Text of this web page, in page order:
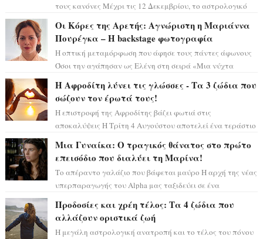
τους κανόνες Μέχρι τις 12 Δεκεμβρίου, το αστρολογικό
Οι Κόρες της Αρετής: Αγνώριστη η Μαριάννα
Πουρέγκα – H backstage φωτογραφία
Η οπτική μεταμόρφωση που άφησε τους πάντες άφωνους
Όσοι την αγάπησαν ως Ελένη στη σειρά «Μια νύχτα
Η Αφροδίτη λύνει τις γλώσσες - Τα 3 ζώδια που
σώζουν τον έρωτά τους!
Η επιστροφή της Αφροδίτης βάζει φωτιά στις
αποκαλύψεις Η Τρίτη 4 Αυγούστου αποτελεί ένα τεράστιο
Μια Γυναίκα: Ο τραγικός θάνατος στο πρώτο
επεισόδιο που διαλύει τη Μαρίνα!
Το απέραντο γαλάζιο που βάφεται μαύρο Η αρχή της νέας
υπερπαραγωγής του Alpha μας ταξιδεύει σε ένα
Προδοσίες και χρέη τέλος: Τα 4 ζώδια που
αλλάζουν οριστικά ζωή
Η μεγάλη αστρολογική ανατροπή και το τέλος του πόνου